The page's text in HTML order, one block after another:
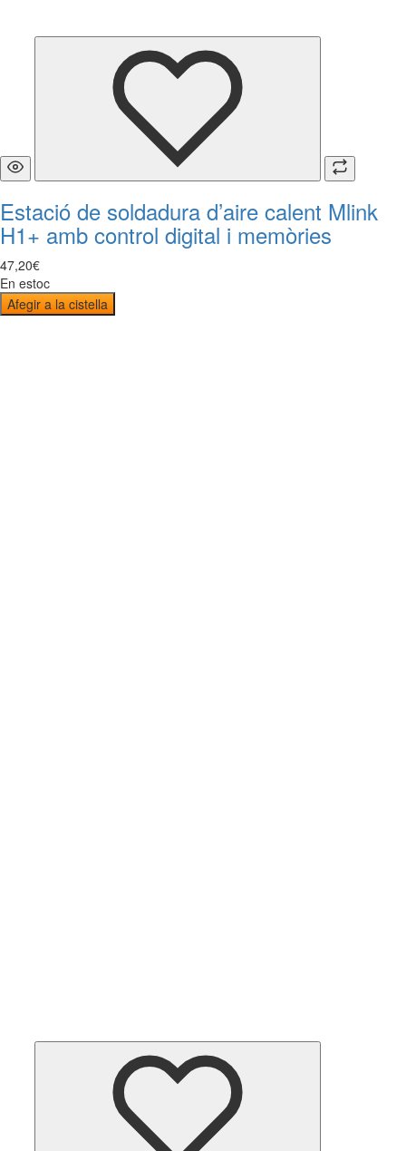
Estació de soldadura d’aire calent Mlink
H1+ amb control digital i memòries
47,20€
En estoc
Afegir a la cistella